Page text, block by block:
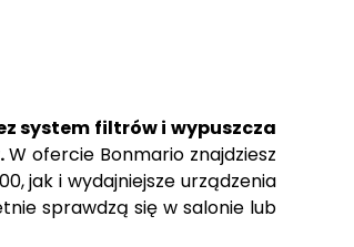
system filtrów i wypuszcza
W ofercie Bonmario znajdziesz
jak i wydajniejsze urządzenia
sprawdzą się w salonie lub